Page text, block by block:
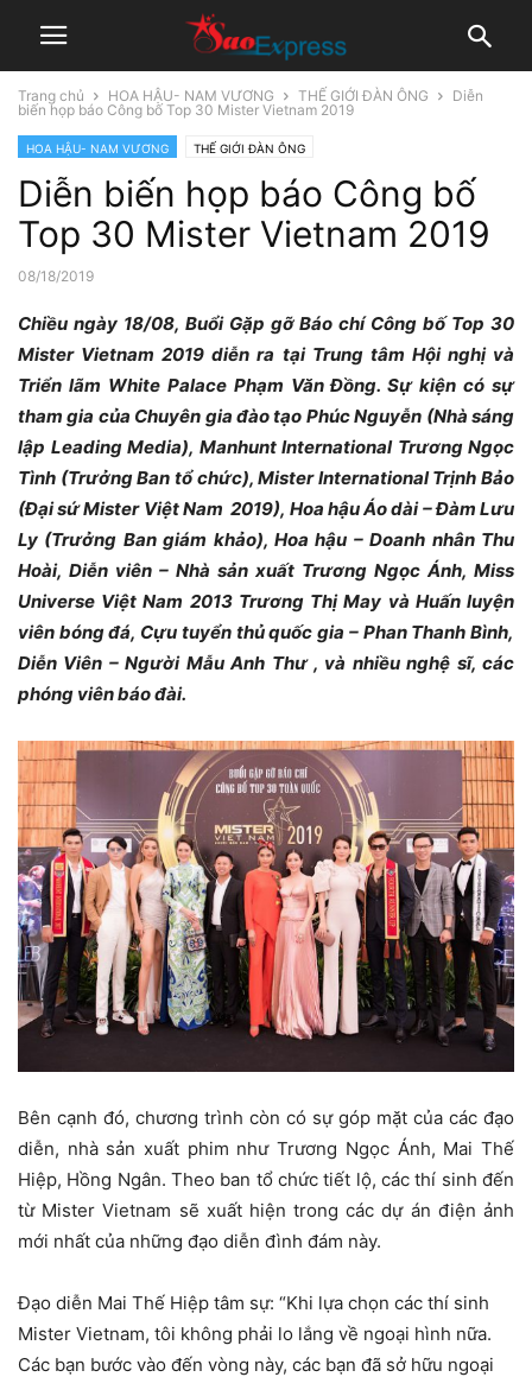
Trang chủ HOA HẬU- NAM VƯƠNG THẾ GIỚI ĐÀN ÔNG
Diễn
biến họp báo Công bố Top 30 Mister Vietnam 2019
HOA HẬU- NAM VƯƠNG THẾ GIỚI ĐÀN ÔNG
Diễn biến họp báo Công bố
Top 30 Mister Vietnam 2019
08/18/2019
Chiều ngày 18/08, Buổi Gặp gỡ Báo chí Công bố Top 30
Mister Vietnam 2019 diễn ra tại Trung tâm Hội nghị và
Triển lãm White Palace Phạm Văn Đồng. Sự kiện có sự
tham gia của Chuyên gia đào tạo Phúc Nguyễn (Nhà sáng
lập Leading Media), Manhunt International Trương Ngọc
Tình (Trưởng Ban tổ chức), Mister International Trịnh Bảo
(Đại sứ Mister Việt Nam 2019), Hoa hậu Áo dài – Đàm Lưu
Ly (Trưởng Ban giám khảo), Hoa hậu – Doanh nhân Thu
Hoài, Diễn viên – Nhà sản xuất Trương Ngọc Ánh, Miss
Universe Việt Nam 2013 Trương Thị May và Huấn luyện
viên bóng đá, Cựu tuyển thủ quốc gia – Phan Thanh Bình,
Diễn Viên – Người Mẫu Anh Thư , và nhiều nghệ sĩ, các
phóng viên báo đài.
Bên cạnh đó, chương trình còn có sự góp mặt của các đạo
diễn, nhà sản xuất phim như Trương Ngọc Ánh, Mai Thế
Hiệp, Hồng Ngân. Theo ban tổ chức tiết lộ, các thí sinh đến
từ Mister Vietnam sẽ xuất hiện trong các dự án điện ảnh
mới nhất của những đạo diễn đình đám này.
Đạo diễn Mai Thế Hiệp tâm sự: “Khi lựa chọn các thí sinh
Mister Vietnam, tôi không phải lo lắng về ngoại hình nữa.
Các bạn bước vào đến vòng này, các bạn đã sở hữu ngoại